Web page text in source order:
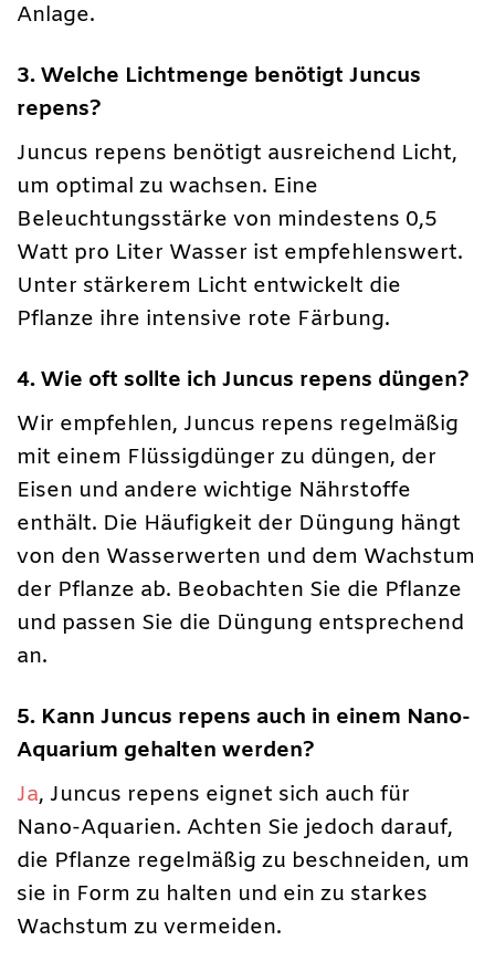
Anlage.
3. Welche Lichtmenge benötigt Juncus
repens?
Juncus repens benötigt ausreichend Licht,
um optimal zu wachsen. Eine
Beleuchtungsstärke von mindestens 0,5
Watt pro Liter Wasser ist empfehlenswert.
Unter stärkerem Licht entwickelt die
Pflanze ihre intensive rote Färbung.
4. Wie oft sollte ich Juncus repens düngen?
Wir empfehlen, Juncus repens regelmäßig
mit einem Flüssigdünger zu düngen, der
Eisen und andere wichtige Nährstoffe
enthält. Die Häufigkeit der Düngung hängt
von den Wasserwerten und dem Wachstum
der Pflanze ab. Beobachten Sie die Pflanze
und passen Sie die Düngung entsprechend
an.
5. Kann Juncus repens auch in einem Nano-
Aquarium gehalten werden?
Ja, Juncus repens eignet sich auch für
Nano-Aquarien. Achten Sie jedoch darauf,
die Pflanze regelmäßig zu beschneiden, um
sie in Form zu halten und ein zu starkes
Wachstum zu vermeiden.